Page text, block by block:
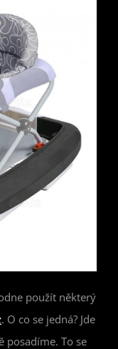
použít některý
. O co se jedná? Jde
posadíme. To se